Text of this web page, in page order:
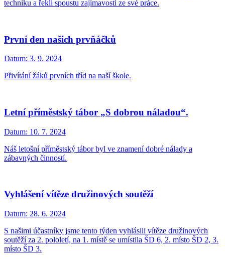
techniku a řekli spoustu zajímavostí ze své práce.
První den našich prvňáčků
Datum: 3. 9. 2024
Přivítání žáků prvních tříd na naší škole.
Letní příměstský tábor „S dobrou náladou“.
Datum: 10. 7. 2024
Náš letošní příměstský tábor byl ve znamení dobré nálady a
zábavných činností.
Vyhlášení vítěze družinových soutěží
Datum: 28. 6. 2024
S našimi účastníky jsme tento týden vyhlásili vítěze družinových
soutěží za 2. pololetí, na 1. místě se umístila ŠD 6, 2. místo ŠD 2, 3.
místo ŠD 3.